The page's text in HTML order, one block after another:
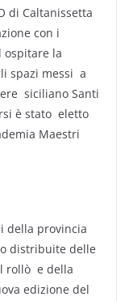
di Caltanissetta
con i
ospitare la
spazi messi a
siciliano Santi
è stato eletto
Maestri
della provincia
distribuite delle
rollò e della
edizione del